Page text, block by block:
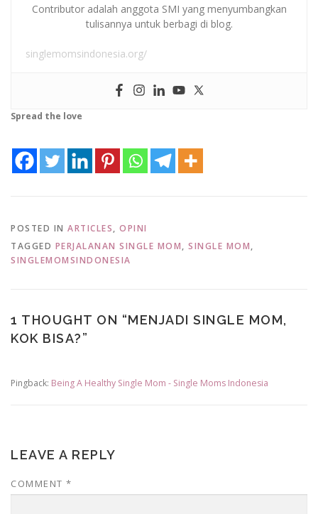
Contributor adalah anggota SMI yang menyumbangkan
tulisannya untuk berbagi di blog.
singlemomsindonesia.org/
Spread the love
POSTED IN ARTICLES, OPINI
TAGGED PERJALANAN SINGLE MOM, SINGLE MOM,
SINGLEMOMSINDONESIA
1 THOUGHT ON “MENJADI SINGLE MOM,
KOK BISA?”
Pingback: Being A Healthy Single Mom - Single Moms Indonesia
LEAVE A REPLY
COMMENT *